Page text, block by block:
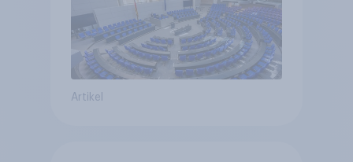
Artikel